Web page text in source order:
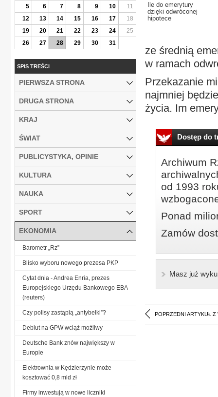
Ile do emerytury
dzięki odwróconej
hipotece
ze średnią
w ramach
Przekazanie
najmniej
życia. Im
Dostęp do
Archiwum
od 1993
Ponad
Zamów
Masz już
POPRZEDNI ARTYKUŁ Z
5
6 7 8 9 10
11
12
13 14 15 16 17
18
19
20 21 22 23 24
25
26
27 28 29 30 31
SPIS TREŚCI
PIERWSZA STRONA
DRUGA STRONA
KRAJ
ŚWIAT
PUBLICYSTYKA, OPINIE
KULTURA
NAUKA
SPORT
EKONOMIA
Barometr „Rz”
Blisko wyboru nowego prezesa PKP
Cytat dnia - Andrea Enria, prezes
Europejskiego Urzędu Bankowego EBA
(reuters)
Czy polisy zastąpią „antybelki”?
Debiut na GPW wciąż możliwy
Deutsche Bank znów największy w
Europie
Elektrownia w Kędzierzynie może
kosztować 0,8 mld zł
Firmy inwestują w nowe liczniki